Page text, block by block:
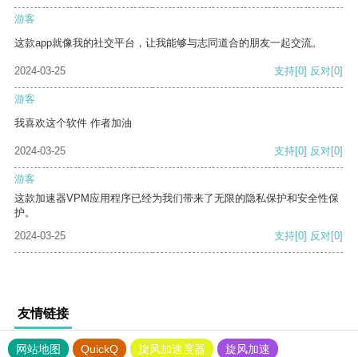
游客
这款app就像我的社交平台，让我能够与志同道合的朋友一起交流。
2024-03-25 支持[0] 反对[0]
游客
我喜欢这个软件 作者加油
2024-03-25 支持[0] 反对[0]
游客
这款加速器VPM应用程序已经为我们带来了无限的隐私保护和安全性保
护。
2024-03-25
支持[0] 反对[0]
友情链接
网站地图 QuickQ 旋风加速度器
旋风加速